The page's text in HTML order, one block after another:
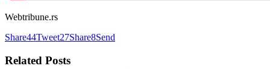
Webtribune.rs
Share44Tweet27Share8Send
Related Posts